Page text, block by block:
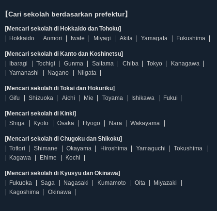
【Cari sekolah berdasarkan prefektur】
[Mencari sekolah di Hokkaido dan Tohoku]
Hokkaido
Aomori Iwate Miyagi Akita Yamagata Fukushima
[Mencari sekolah di Kanto dan Koshinetsu]
Ibaragi
Tochigi Gunma Saitama Chiba Tokyo
Kanagawa
Yamanashi
Nagano Niigata
[Mencari sekolah di Tokai dan Hokuriku]
Gifu
Shizuoka Aichi Mie Toyama Ishikawa Fukui
[Mencari sekolah di Kinki]
Shiga
Kyoto Osaka Hyogo Nara Wakayama
[Mencari sekolah di Chugoku dan Shikoku]
Tottori
Shimane Okayama Hiroshima Yamaguchi
Tokushima
Kagawa
Ehime Kochi
[Mencari sekolah di Kyusyu dan Okinawa]
Fukuoka
Saga Nagasaki Kumamoto Oita
Miyazaki
Kagoshima
Okinawa